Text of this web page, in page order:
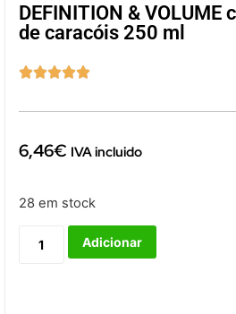
DEFINITION & VOLUME
de caracóis 250 ml

6,46€ IVA incluido
28 em stock
Adicionar